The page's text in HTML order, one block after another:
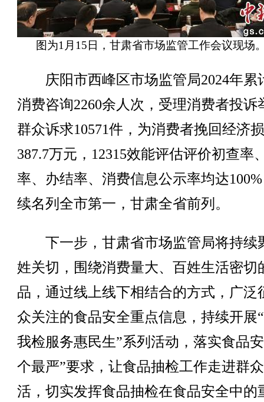
图为1月15日，甘肃省市场监管工作会议现场
庆阳市西峰区市场监管局2024年累
消费咨询2260余人次，受理消费者投诉
群众诉求10571件，为消费者挽回经济
387.7万元，12315效能评估评价初查率
率、办结率、消费信息公示率均达
续名列全市第一，甘肃全省前列。
下一步，甘肃省市场监管局将持续
姓关切，围绕消费量大、百姓生活密切
品，通过线上线下相结合的方式，广泛
众关注的食品安全重点信息，持续开展
我检服务惠民生”系列活动，落实食品
个最严”要求，让食品抽检工作走进群
活，切实发挥食品抽检在食品安全中的